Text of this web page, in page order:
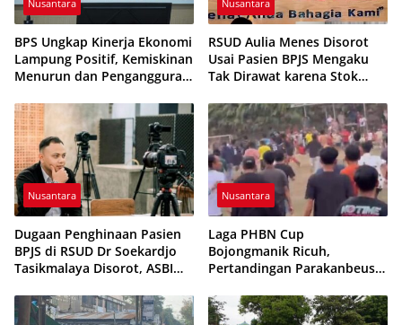
Nusantara
BPS Ungkap Kinerja Ekonomi
Lampung Positif, Kemiskinan
Menurun dan Pengangguran
Nusantara
RSUD Aulia Menes Disorot
Usai Pasien BPJS Mengaku
Tak Dirawat karena Stok
Nusantara
Dugaan Penghinaan Pasien
BPJS di RSUD Dr Soekardjo
Tasikmalaya Disorot, ASBI
Etika Pelayanan
Nusantara
Laga PHBN Cup
Bojongmanik Ricuh,
Pertandingan Parakanbeusi
Dihentikan